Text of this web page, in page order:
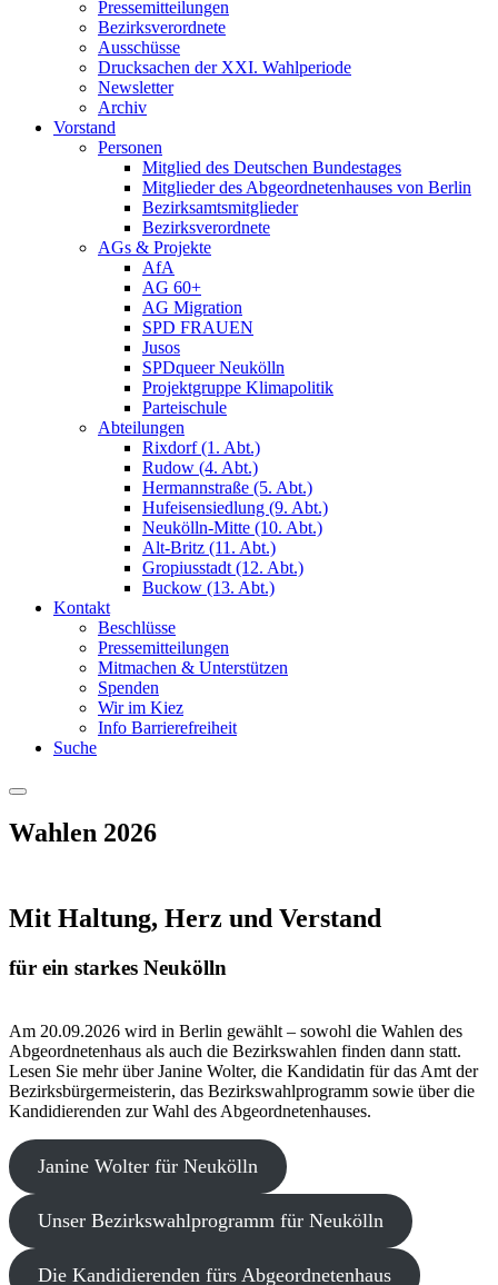
Pressemitteilungen
Bezirksverordnete
Ausschüsse
Drucksachen der XXI. Wahlperiode
Newsletter
Archiv
Vorstand
Personen
Mitglied des Deutschen Bundestages
Mitglieder des Abgeordnetenhauses von Berlin
Bezirksamtsmitglieder
Bezirksverordnete
AGs & Projekte
AfA
AG 60+
AG Migration
SPD FRAUEN
Jusos
SPDqueer Neukölln
Projektgruppe Klimapolitik
Parteischule
Abteilungen
Rixdorf (1. Abt.)
Rudow (4. Abt.)
Hermannstraße (5. Abt.)
Hufeisensiedlung (9. Abt.)
Neukölln-Mitte (10. Abt.)
Alt-Britz (11. Abt.)
Gropiusstadt (12. Abt.)
Buckow (13. Abt.)
Kontakt
Beschlüsse
Pressemitteilungen
Mitmachen & Unterstützen
Spenden
Wir im Kiez
Info Barrierefreiheit
Suche
Menu
Wahlen 2026
Mit Haltung, Herz und Verstand
für ein starkes Neukölln
Am 20.09.2026 wird in Berlin gewählt – sowohl die Wahlen des
Abgeordnetenhaus als auch die Bezirkswahlen finden dann statt.
Lesen Sie mehr über Janine Wolter, die Kandidatin für das Amt der
Bezirksbürgermeisterin, das Bezirkswahlprogramm sowie über die
Kandidierenden zur Wahl des Abgeordnetenhauses.
Janine Wolter für Neukölln
Unser Bezirkswahlprogramm für Neukölln
Die Kandidierenden fürs Abgeordnetenhaus